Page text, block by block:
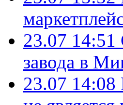
23.07 14:51
завода в
23.07 14:08